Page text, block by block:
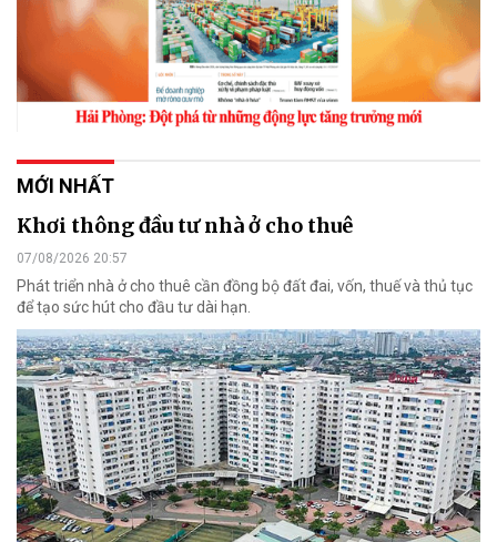
MỚI NHẤT
Khơi thông đầu tư nhà ở cho thuê
07/08/2026 20:57
Phát triển nhà ở cho thuê cần đồng bộ đất đai, vốn, thuế và thủ tục
để tạo sức hút cho đầu tư dài hạn.